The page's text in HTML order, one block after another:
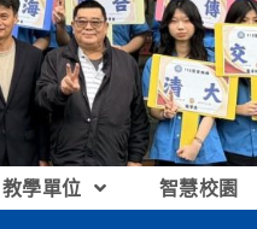
教學單位 智慧校園